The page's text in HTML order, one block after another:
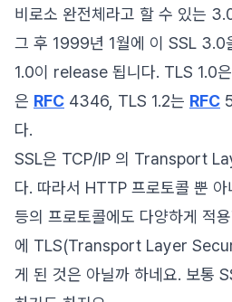
비로소 완전체라고 할 수 있는
그 후 1999년 1월에 이 SSL 3.0
1.0이 release 됩니다. TLS 1.0은
은 RFC 4346, TLS 1.2는 RFC
다.
SSL은 TCP/IP 의 Transport
다. 따라서 HTTP 프로토콜 뿐
등의 프로토콜에도 다양하게 적
에 TLS(Transport Layer
게 된 것은 아닐까 하네요. 보통